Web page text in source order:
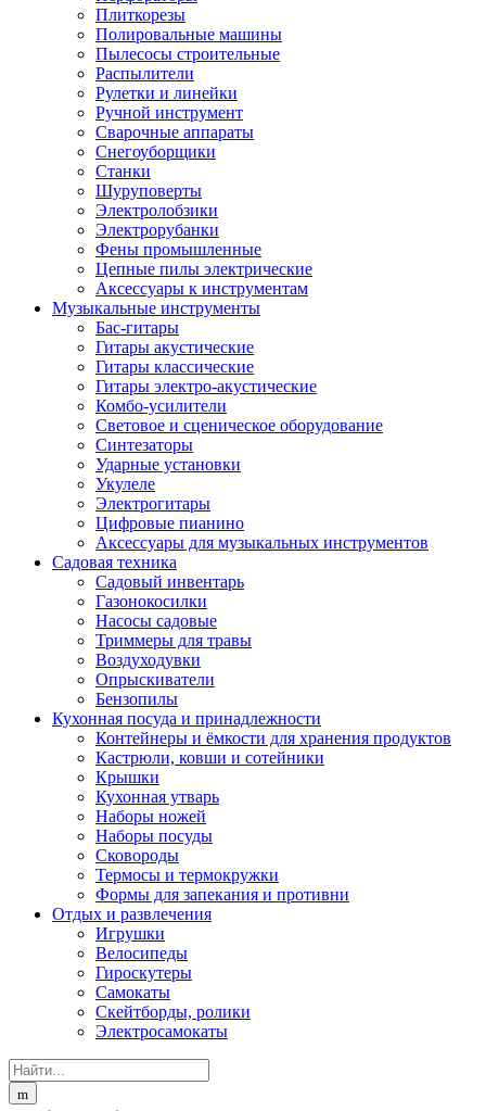
Плиткорезы
Полировальные машины
Пылесосы строительные
Распылители
Рулетки и линейки
Ручной инструмент
Сварочные аппараты
Снегоуборщики
Станки
Шуруповерты
Электролобзики
Электрорубанки
Фены промышленные
Цепные пилы электрические
Аксессуары к инструментам
Музыкальные инструменты
Бас-гитары
Гитары акустические
Гитары классические
Гитары электро-акустические
Комбо-усилители
Световое и сценическое оборудование
Синтезаторы
Ударные установки
Укулеле
Электрогитары
Цифровые пианино
Аксессуары для музыкальных инструментов
Садовая техника
Садовый инвентарь
Газонокосилки
Насосы садовые
Триммеры для травы
Воздуходувки
Опрыскиватели
Бензопилы
Кухонная посуда и принадлежности
Контейнеры и ёмкости для хранения продуктов
Кастрюли, ковши и сотейники
Крышки
Кухонная утварь
Наборы ножей
Наборы посуды
Сковороды
Термосы и термокружки
Формы для запекания и противни
Отдых и развлечения
Игрушки
Велосипеды
Гироскутеры
Самокаты
Скейтборды, ролики
Электросамокаты
Search
for: